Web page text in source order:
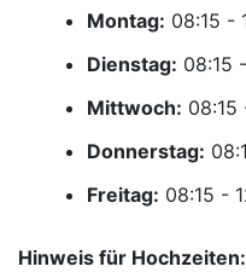
Montag:
Dienstag:
Mittwoch:
Donnerstag:
Freitag:
Hinweis für Hochzeiten: